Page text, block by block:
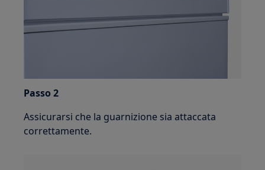
Passo 2
Assicurarsi che la guarnizione sia attaccata
correttamente.